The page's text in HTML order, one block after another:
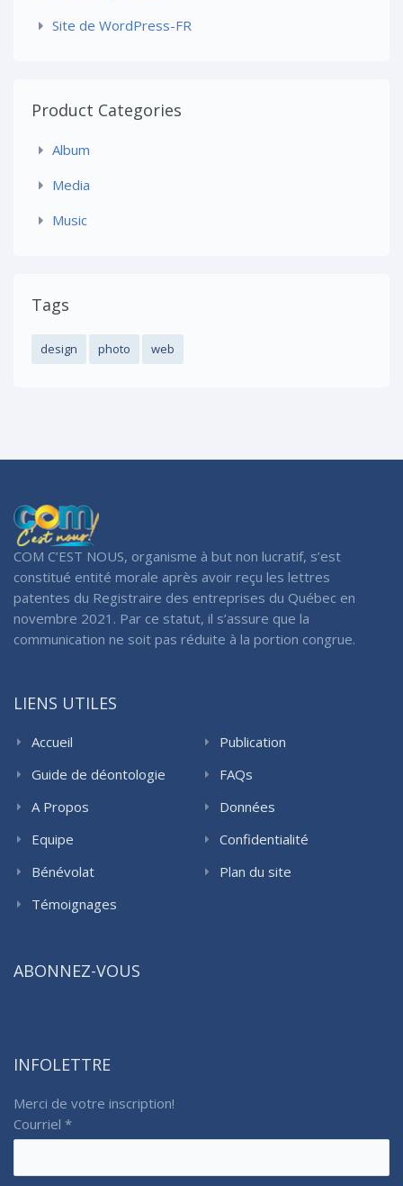
Site de WordPress-FR
Product Categories
Album
Media
Music
Tags
design photo web
COM C’EST NOUS, organisme à but non lucratif, s’est
constitué entité morale après avoir reçu les lettres
patentes du Registraire des entreprises du Québec en
novembre 2021. Par ce statut, il s’assure que la
communication ne soit pas réduite à la portion congrue.
LIENS UTILES
Accueil
Guide de déontologie
A Propos
Equipe
Bénévolat
Témoignages
Publication
FAQs
Données
Confidentialité
Plan du site
ABONNEZ-VOUS
INFOLETTRE
Merci de votre inscription!
Courriel *